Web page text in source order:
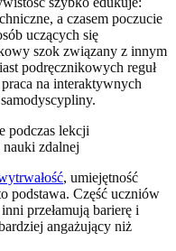
a czasem poczucie
uczących się
szok związany z innym
podręcznikowych reguł
na interaktywnych
, umiejętność
podstawa. Część uczniów
przełamują barierę i
angażujący niż